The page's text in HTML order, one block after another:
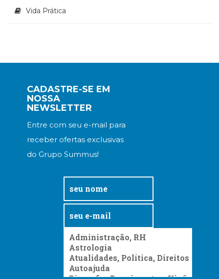
Vida Prática
CADASTRE-SE EM
NOSSA
NEWSLETTER
Entre com seu e-mail para
receber ofertas exclusivas
do Grupo Summus!